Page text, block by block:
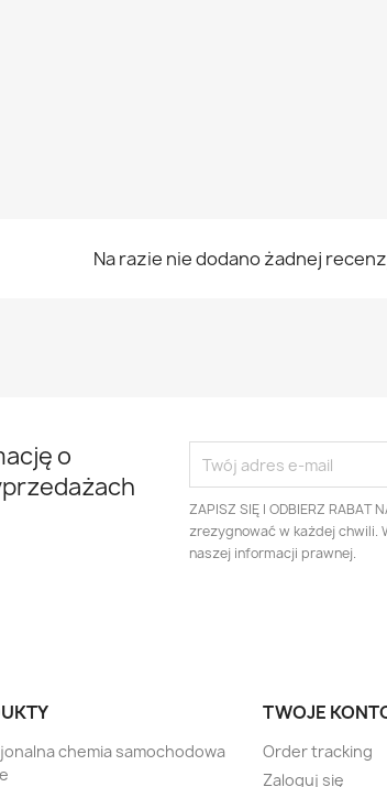
Na razie nie dodano żadnej
o
ZAPISZ SIĘ I ODBIERZ RABAT
zrezygnować w każdej chwili.
naszej informacji prawnej.
chemia samochodowa
TWOJE
Order tracking
Zaloguj się